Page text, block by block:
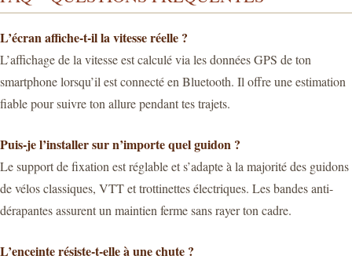
L’écran affiche-t-il la vitesse réelle ?
L’affichage de la vitesse est calculé via les données GPS de ton
smartphone lorsqu’il est connecté en Bluetooth. Il offre une estimation
fiable pour suivre ton allure pendant tes trajets.
Puis-je l’installer sur n’importe quel guidon ?
Le support de fixation est réglable et s’adapte à la majorité des guidons
de vélos classiques, VTT et trottinettes électriques. Les bandes anti-
dérapantes assurent un maintien ferme sans rayer ton cadre.
L’enceinte résiste-t-elle à une chute ?